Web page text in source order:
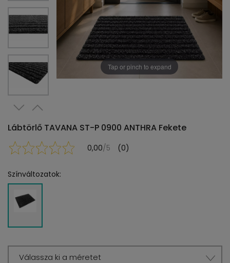
Tap or pinch to expand
Lábtörlő TAVANA ST-P 0900 ANTHRA Fekete
0,00/5 (0)
Színváltozatok:
Válassza ki a méretet